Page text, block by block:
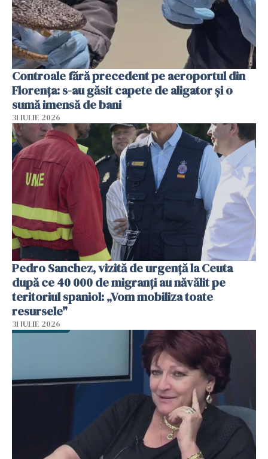
Controale fără precedent pe aeroportul din
Florența: s-au găsit capete de aligator și o
sumă imensă de bani
31 IULIE 2026
Pedro Sanchez, vizită de urgență la Ceuta
după ce 40 000 de migranți au năvălit pe
teritoriul spaniol: „Vom mobiliza toate
resursele"
31 IULIE 2026